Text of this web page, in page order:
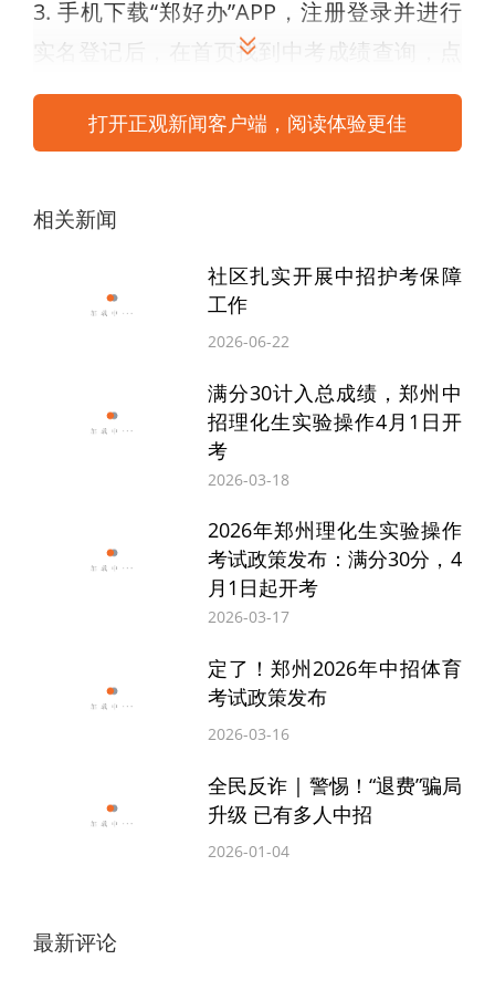
3. 手机下载“郑好办”APP，注册登录并进行
实名登记后，在首页找到中考成绩查询，点
击进入输入考生相应信息即可查询。
领取中考成绩单的时间、地点请看清
郑州市内各区（含上街区）教育局，于7月6
日上午11：00到郑州市中招办领取本辖区初
中学校学生的中招考试成绩通知单，并于7
月6日下午发放到学生。
返郑报考的考生，持准考证于7月6日上午
11:00到郑州市中招办领取中招考试成绩通
对成绩有疑问可提出复核
如考生对某学科成绩有疑问，可于7月6日中
午12时至7月7日下午18时内提出申请，进行
该科目的试卷成绩复核。成绩复核科目范围
仅限中招文化课科目。
成绩复核申请方式为：郑州市区所有在籍考
生到各初中毕业学校进行登记，由学校交各
办。返郑报考的考生持准考证和中招成绩通
打开正观新闻客户端，阅读体验更佳
相关新闻
社区扎实开展中招护考保障
工作
2026-06-22
满分30计入总成绩，郑州中
招理化生实验操作4月1日开
考
2026-03-18
2026年郑州理化生实验操作
考试政策发布：满分30分，4
月1日起开考
2026-03-17
定了！郑州2026年中招体育
考试政策发布
2026-03-16
全民反诈 | 警惕！“退费”骗局
升级 已有多人中招
2026-01-04
最新评论